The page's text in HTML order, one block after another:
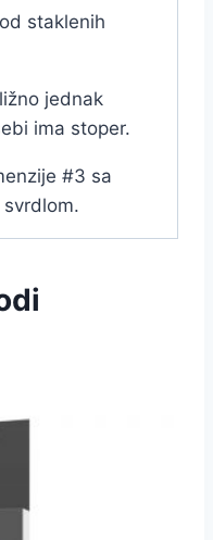
staklenih
jednak
ima stoper.
#3 sa